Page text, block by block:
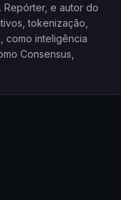
Repórter, e autor do
tokenização,
como inteligência
Consensus,